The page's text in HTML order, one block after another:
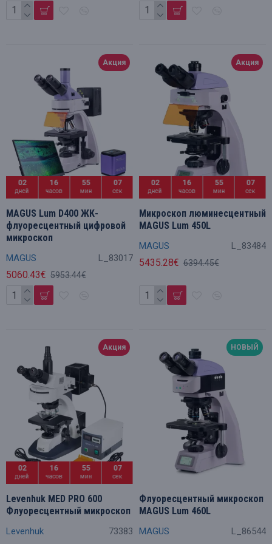
Акция
02
дней
16
часов
55
мин
06
сек
MAGUS L_83017
MAGUS Lum D400 ЖК-
флуоресцентный цифровой
микроскоп
5060.43€ 5953.44€
Акция
02
дней
16
часов
55
мин
06
сек
MAGUS L_83484
Микроскоп люминесцентный
MAGUS Lum 450L
5435.28€ 6394.45€
Акция
02
дней
16
часов
55
мин
06
сек
Levenhuk 73383
Levenhuk MED PRO 600
Флуоресцентный микроскоп
НОВЫЙ
MAGUS L_86544
Флуоресцентный микроскоп
MAGUS Lum 460L